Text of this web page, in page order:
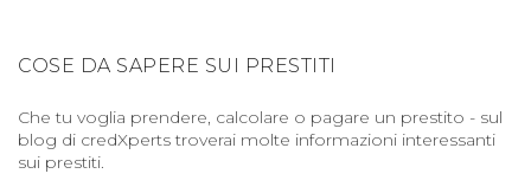
COSE DA SAPERE SUI PRESTITI
Che tu voglia prendere, calcolare o pagare un prestito - sul
blog di credXperts troverai molte informazioni interessanti
sui prestiti.